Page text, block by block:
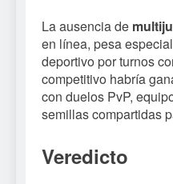
La ausencia de
en línea, pesa
deportivo por turnos
competitivo habría
con duelos PvP,
semillas compartidas
Veredicto